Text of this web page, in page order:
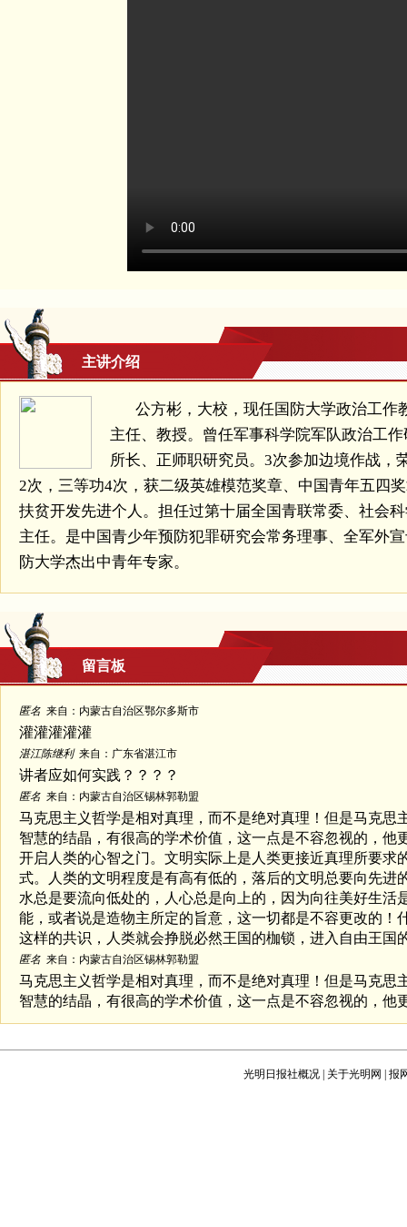
主讲介绍
公方彬，大校，现任国防大学政治工作
主任、教授。曾任军事科学院军队政治工
所长、正师职研究员。3次参加边境作战，
2次，三等功4次，获二级英雄模范奖章、中国青年五四
扶贫开发先进个人。担任过第十届全国青联常委、社会
主任。是中国青少年预防犯罪研究会常务理事、全军外
防大学杰出中青年专家。
留言板
匿名 来自：内蒙古自治区鄂尔多斯市
灌灌灌灌灌
湛江陈继利 来自：广东省湛江市
讲者应如何实践？？？？
匿名 来自：内蒙古自治区锡林郭勒盟
马克思主义哲学是相对真理，而不是绝对真理！但是马克思
智慧的结晶，有很高的学术价值，这一点是不容忽视的，他
开启人类的心智之门。文明实际上是人类更接近真理所要求
式。人类的文明程度是有高有低的，落后的文明总要向先进
水总是要流向低处的，人心总是向上的，因为向往美好生活
能，或者说是造物主所定的旨意，这一切都是不容更改的！
这样的共识，人类就会挣脱必然王国的枷锁，进入自由王国
匿名 来自：内蒙古自治区锡林郭勒盟
马克思主义哲学是相对真理，而不是绝对真理！但是马克思
智慧的结晶，有很高的学术价值，这一点是不容忽视的，他
开启人类的心智之门。文明实际上是人类更接近真理所要求
能，或者说是造物主所定的旨意，这一切都是不容更改的！
光明日报社概况 关于光明网 报